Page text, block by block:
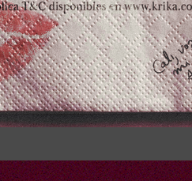
original de compra o
NO tiene cambio.
sus empaques